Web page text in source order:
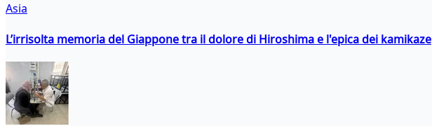
Asia
L’irrisolta memoria del Giappone tra il dolore di Hiroshima e l'epica dei kamikaze